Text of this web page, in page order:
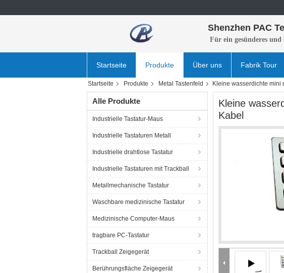
Shenzhen PAC
Für ein gesünderes und
Startseite Produkte Über uns Fabrik Tour
Startseite Produkte Metal Tastenfeld Kleine wasserdichte mini
Alle Produkte
Industrielle Tastatur-Maus
Industrielle Tastaturen Metall
Industrielle drahtlose Tastatur
Industrielle Tastaturen mit Trackball
Metallmechanische Tastatur
Waschbare medizinische Tastatur
Medizinische Computer-Maus
tragbare PC-Tastatur
Trackball Zeigegerät
Berührungsfläche Zeigegerät
Kleine
Kabel